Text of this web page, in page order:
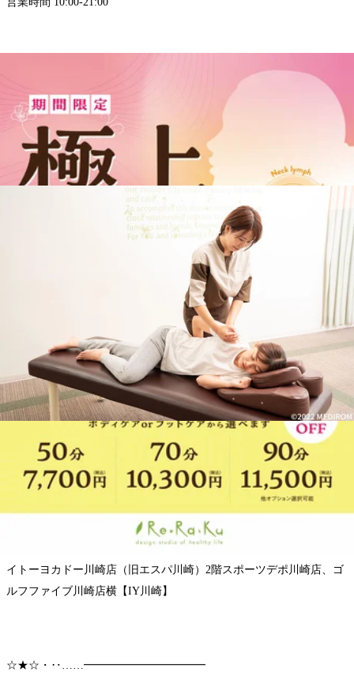
神奈川県川崎市川崎区小田栄２−２−１イトーヨーカドー川崎２F（婦
人服売り場奥）
◎JR「川崎駅」、京急「川崎駅」から東口6番乗場、川崎市営バス乗
車「塩浜営業所」「JFE」「水江町」「臨港警察署」行「小田栄」下
車（川崎駅東口バスロータリーの一番奥、６番乗り場川崎市営バ
ス）
◎JR「浜川崎駅」徒歩10分
◎JR「小田栄駅」徒歩5分。
イトーヨーカドー川崎専用駐車場あり。
イトーヨカドー川崎店（旧エスパ川崎）2階スポーツデポ川崎店、ゴ
ルフファイブ川崎店横【IY川崎】
☆★☆・‥……━━━━━━━━━━━